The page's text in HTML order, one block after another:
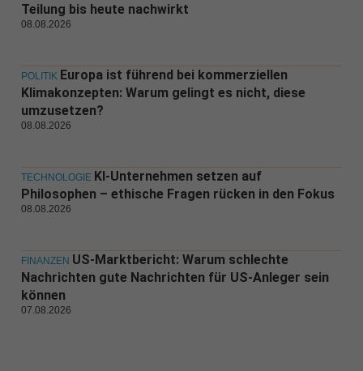
Teilung bis heute nachwirkt
08.08.2026
POLITIK Europa ist führend bei kommerziellen
Klimakonzepten: Warum gelingt es nicht, diese
umzusetzen?
08.08.2026
TECHNOLOGIE KI-Unternehmen setzen auf
Philosophen – ethische Fragen rücken in den Fokus
08.08.2026
FINANZEN US-Marktbericht: Warum schlechte
Nachrichten gute Nachrichten für US-Anleger sein
können
07.08.2026